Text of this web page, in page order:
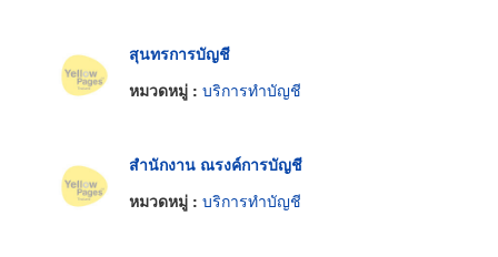
สุนทรการบัญชี
หมวดหมู่ : บริการทำบัญชี
สำนักงาน ณรงค์การบัญชี
หมวดหมู่ : บริการทำบัญชี